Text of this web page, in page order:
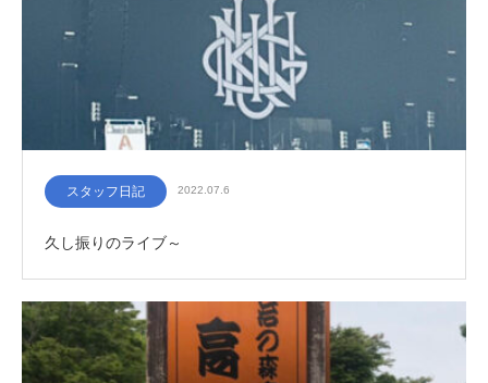
スタッフ日記 2022.07.6
久し振りのライブ～